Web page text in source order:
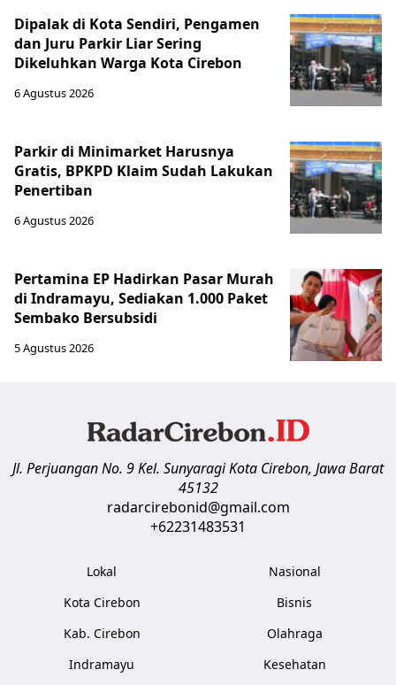
Dipalak di Kota Sendiri, Pengamen
dan Juru Parkir Liar Sering
Dikeluhkan Warga Kota Cirebon
6 Agustus 2026
Parkir di Minimarket Harusnya
Gratis, BPKPD Klaim Sudah Lakukan
Penertiban
6 Agustus 2026
Pertamina EP Hadirkan Pasar Murah
di Indramayu, Sediakan 1.000 Paket
Sembako Bersubsidi
5 Agustus 2026
Jl. Perjuangan No. 9 Kel. SunyaragiKota Cirebon, Jawa Barat
45132
radarcirebonid@gmail.com
+62231483531
Lokal
Kota Cirebon
Kab. Cirebon
Indramayu
Nasional
Bisnis
Olahraga
Kesehatan